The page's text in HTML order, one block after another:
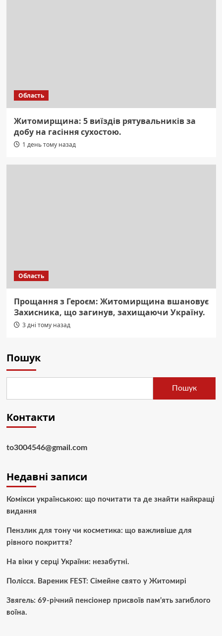
Область
Житомирщина: 5 виїздів рятувальників за
добу на гасіння сухостою.
1 день тому назад
Область
Прощання з Героєм: Житомирщина вшановує
Захисника, що загинув, захищаючи Україну.
3 дні тому назад
Пошук
Пошук
Контакти
to3004546@gmail.com
Недавні записи
Комікси українською: що почитати та де знайти найкращі
видання
Пензлик для тону чи косметика: що важливіше для
рівного покриття?
На віки у серці України: незабутні.
Полісся. Вареник FEST: Сімейне свято у Житомирі
Звягель: 69-річний пенсіонер присвоїв пам’ять загиблого
воїна.